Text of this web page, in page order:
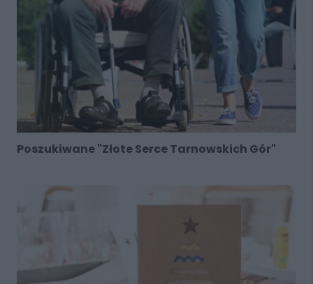
Poszukiwane "Złote Serce Tarnowskich Gór"